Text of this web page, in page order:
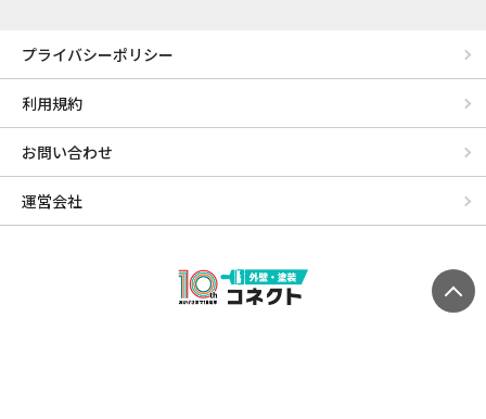
プライバシーポリシー
利用規約
お問い合わせ
運営会社